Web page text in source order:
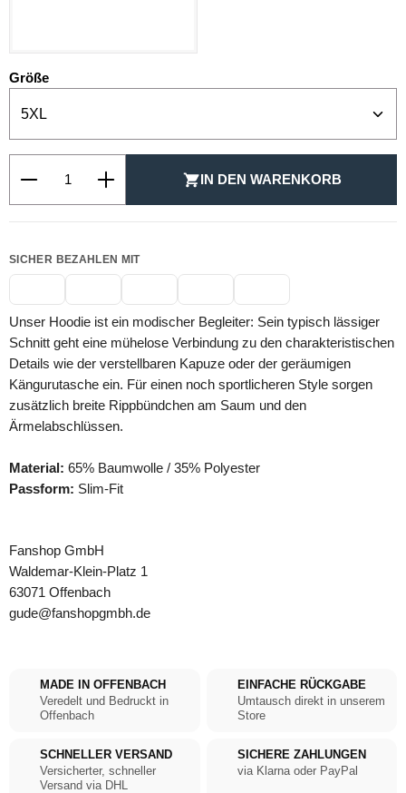
Größeauswählen
IN DEN WARENKORB
SICHER BEZAHLEN MIT
Unser Hoodie ist ein modischer Begleiter: Sein typisch lässiger
Schnitt geht eine mühelose Verbindung zu den charakteristischen
Details wie der verstellbaren Kapuze oder der geräumigen
Kängurutasche ein. Für einen noch sportlicheren Style sorgen
zusätzlich breite Rippbündchen am Saum und den
Ärmelabschlüssen.
Material: 65% Baumwolle / 35% Polyester
Passform: Slim-Fit
Fanshop GmbH
Waldemar-Klein-Platz 1
63071 Offenbach
gude@fanshopgmbh.de
MADE IN OFFENBACH
Veredelt und Bedruckt in
Offenbach
EINFACHE RÜCKGABE
Umtausch direkt in unserem
Store
SCHNELLER VERSAND
Versicherter, schneller
Versand via DHL
SICHERE ZAHLUNGEN
via Klarna oder PayPal